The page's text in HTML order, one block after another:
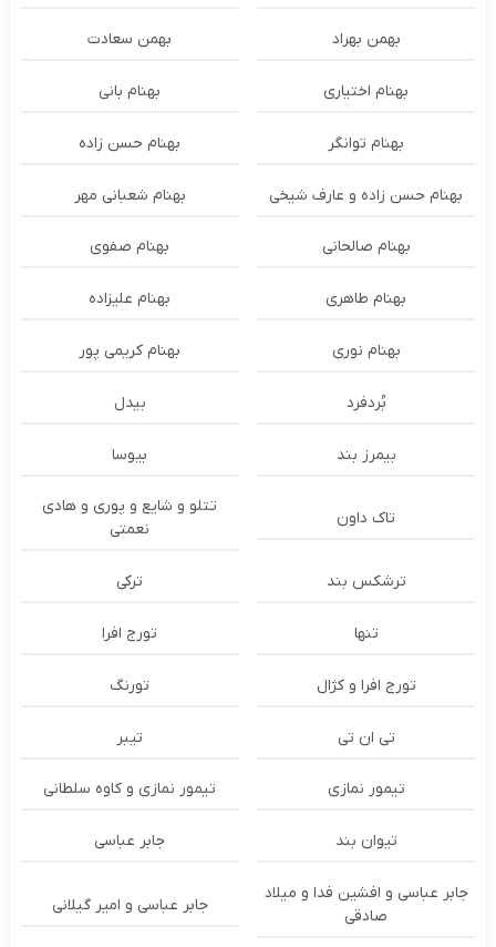
بهمن بهراد بهمن سعادت
بهنام اختیاری بهنام بانی
بهنام توانگر بهنام حسن زاده
بهنام حسن زاده و عارف شیخی بهنام شعبانی مهر
بهنام صالحانی بهنام صفوی
بهنام طاهری بهنام علیزاده
بهنام نوری بهنام کریمی پور
بُردفرد بیدل
بیمرز بند بیوسا
تاک داون
تتلو و شایع و پوری و هادی
نعمتی
ترشكس بند ترکی
تنها تورج افرا
تورج افرا و کژال تورنگ
تی ان تی تیبر
تیمور نمازی تیمور نمازی و کاوه سلطانی
تیوان بند جابر عباسی
جابر عباسی و افشین فدا و میلاد
صادقی
جابر عباسی و امیر گیلانی